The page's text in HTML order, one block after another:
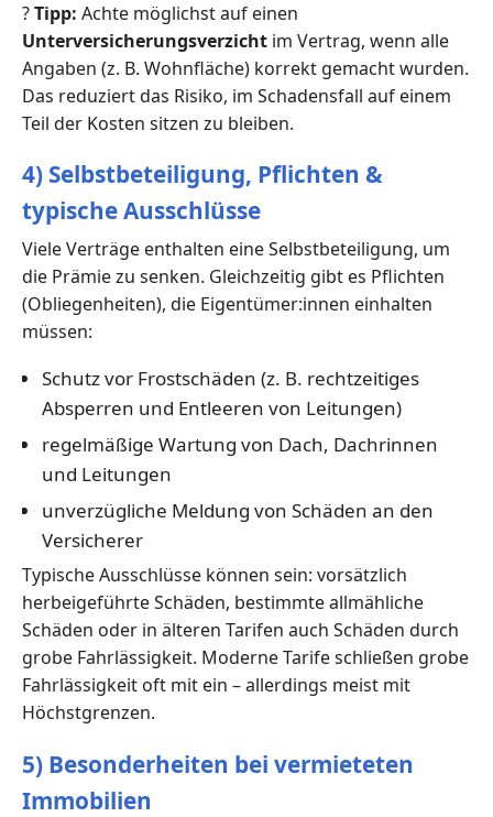
?Tipp: Achte möglichst auf einen
Unterversicherungsverzicht im Vertrag, wenn alle
Angaben (z. B. Wohnfläche) korrekt gemacht wurden.
Das reduziert das Risiko, im Schadensfall auf einem
Teil der Kosten sitzen zu bleiben.
4) Selbstbeteiligung, Pflichten &
typische Ausschlüsse
Viele Verträge enthalten eine Selbstbeteiligung, um
die Prämie zu senken. Gleichzeitig gibt es Pflichten
(Obliegenheiten), die Eigentümer:innen einhalten
müssen:
Schutz vor Frostschäden (z. B. rechtzeitiges
Absperren und Entleeren von Leitungen)
regelmäßige Wartung von Dach, Dachrinnen
und Leitungen
unverzügliche Meldung von Schäden an den
Versicherer
Typische Ausschlüsse können sein: vorsätzlich
herbeigeführte Schäden, bestimmte allmähliche
Schäden oder in älteren Tarifen auch Schäden durch
grobe Fahrlässigkeit. Moderne Tarife schließen grobe
Fahrlässigkeit oft mit ein – allerdings meist mit
Höchstgrenzen.
5) Besonderheiten bei vermieteten
Immobilien